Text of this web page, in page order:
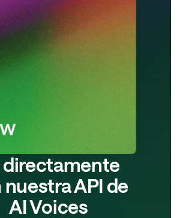
directamente
API de
AI Voices